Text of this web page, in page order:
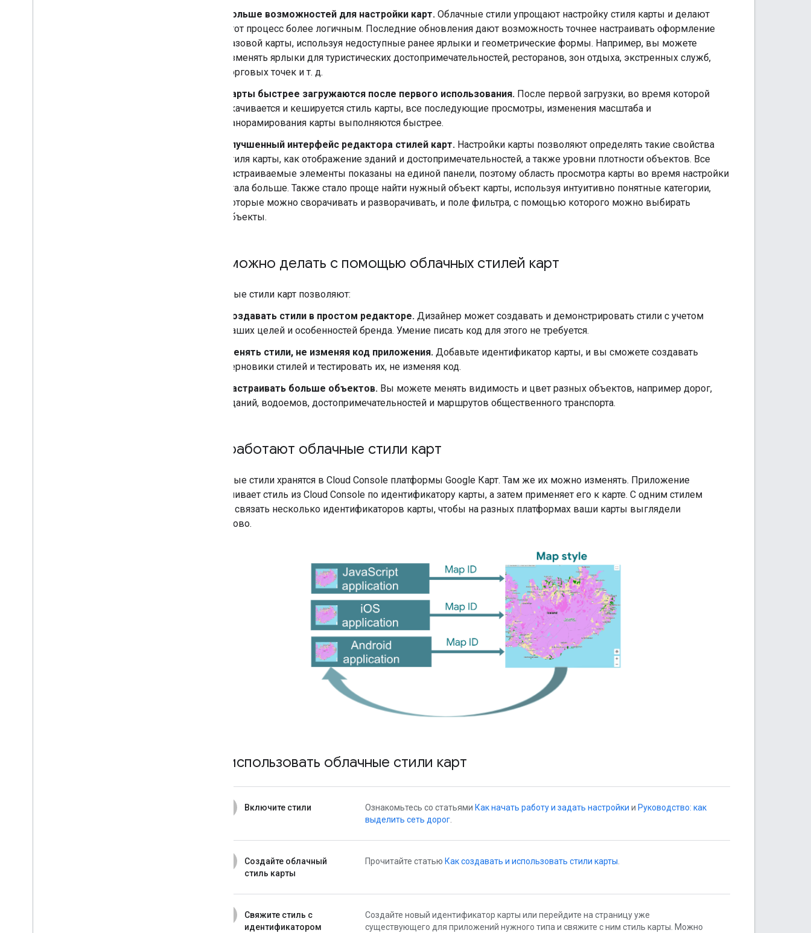
Больше возможностей для настройки карт. Облачные стили упрощают настройку стиля карты и делают
этот процесс более логичным. Последние обновления дают возможность точнее настраивать оформление
базовой карты, используя недоступные ранее ярлыки и геометрические формы. Например, вы можете
изменять ярлыки для туристических достопримечательностей, ресторанов, зон отдыха, экстренных служб,
торговых точек и т. д.
Карты быстрее загружаются после первого использования. После первой загрузки, во время которой
скачивается и кешируется стиль карты, все последующие просмотры, изменения масштаба и
панорамирования карты выполняются быстрее.
Улучшенный интерфейс редактора стилей карт. Настройки карты позволяют определять такие свойства
стиля карты, как отображение зданий и достопримечательностей, а также уровни плотности объектов. Все
настраиваемые элементы показаны на единой панели, поэтому область просмотра карты во время настройки
стала больше. Также стало проще найти нужный объект карты, используя интуитивно понятные категории,
которые можно сворачивать и разворачивать, и поле фильтра, с помощью которого можно выбирать
объекты.
Что можно делать с помощью облачных стилей карт
Облачные стили карт позволяют:
Создавать стили в простом редакторе. Дизайнер может создавать и демонстрировать стили с учетом
ваших целей и особенностей бренда. Умение писать код для этого не требуется.
Менять стили, не изменяя код приложения. Добавьте идентификатор карты, и вы сможете создавать
черновики стилей и тестировать их, не изменяя код.
Настраивать больше объектов. Вы можете менять видимость и цвет разных объектов, например дорог,
зданий, водоемов, достопримечательностей и маршрутов общественного транспорта.
Как работают облачные стили карт
Облачные стили хранятся в Cloud Console платформы Google Карт. Там же их можно изменять. Приложение
запрашивает стиль из Cloud Console по идентификатору карты, а затем применяет его к карте. С одним стилем
можно связать несколько идентификаторов карты, чтобы на разных платформах ваши карты выглядели
одинаково.
Как использовать облачные стили карт
Включите стили Ознакомьтесь со статьями Как начать работу и задать настройки и Руководство: как
выделить сеть дорог.
Создайте облачный
стиль карты
Прочитайте статью Как создавать и использовать стили карты.
Свяжите стиль с
идентификатором
Создайте новый идентификатор карты или перейдите на страницу уже
существующего для приложений нужного типа и свяжите с ним стиль карты. Можно